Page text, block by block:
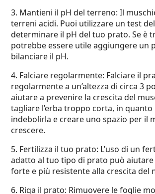
3. Mantieni il pH del terreno: Il
terreni acidi. Puoi utilizzare un test
determinare il pH del tuo prato. Se è
potrebbe essere utile aggiungere un
bilanciare il pH.
4. Falciare regolarmente: Falciare il
regolarmente a un’altezza di circa 3
aiutare a prevenire la crescita del
tagliare l’erba troppo corta, in quanto
indebolirla e creare uno spazio per il
crescere.
5. Fertilizza il tuo prato: L’uso di un
adatto al tuo tipo di prato può
forte e più resistente alla crescita del
6. Riga il prato: Rimuovere le foglie